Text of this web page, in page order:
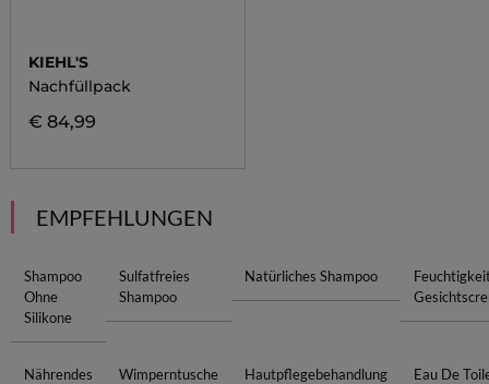
KIEHL'S
Nachfüllpack
€ 84,99
EMPFEHLUNGEN
Shampoo
Ohne
Silikone
Sulfatfreies
Shampoo
Natürliches Shampoo
Nährendes
Wimperntusche Hautpflegebehandlung
Eau De